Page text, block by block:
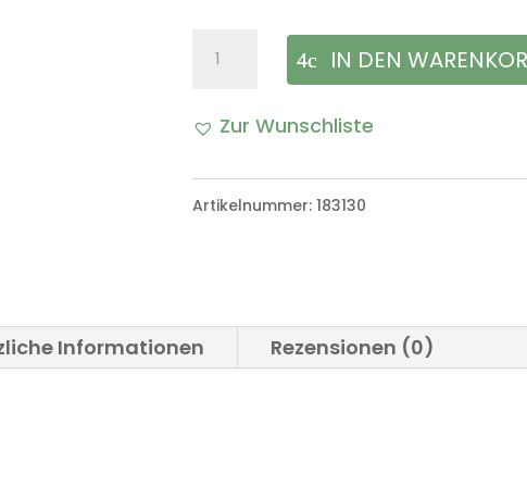
Luftfiltergehäuse
Bombardier
Menge
IN DEN
Zur Wunschliste
Artikelnummer:183130
Informationen Rezensionen (0)